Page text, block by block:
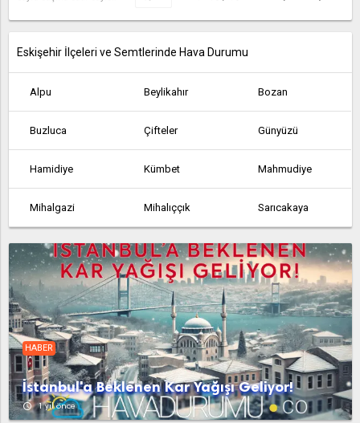
Eskişehir İlçeleri ve Semtlerinde Hava Durumu
Alpu Beylikahır Bozan
Buzluca Çifteler Günyüzü
Hamidiye Kümbet Mahmudiye
Mihalgazi Mihalıççık Sarıcakaya
Seyitgazi Sivrihisar Zincirlikuyu
HABER
İstanbul'a Beklenen Kar Yağışı Geliyor!
access_time 1 yıl önce